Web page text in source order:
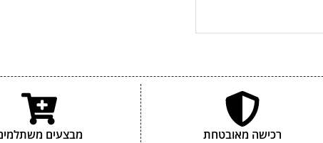
רכישה מאובטחת מבצעים